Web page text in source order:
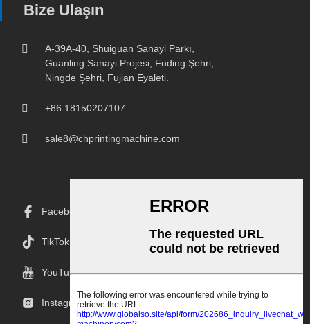
Bize Ulaşın
A-39A-40, Shuiguan Sanayi Parkı,
Guanling Sanayi Projesi, Fuding Şehri,
Ningde Şehri, Fujian Eyaleti.
+86 18150207107
sale8@chprintingmachine.com
Facebook
TikTok
YouTube
Instagram